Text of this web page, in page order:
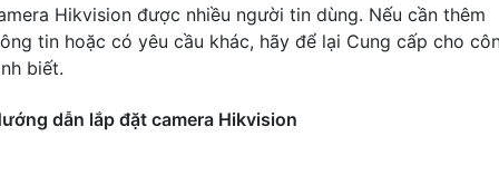
Hikvision được nhiều người tin dùng. Nếu cần thêm
tin hoặc có yêu cầu khác, hãy để lại Cung cấp cho
biết.
dẫn lắp đặt camera Hikvision